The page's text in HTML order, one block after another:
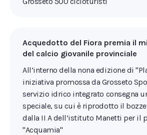
Acquedotto del Fiora premia il
del calcio giovanile provinciale
All’interno della nona edizione di
iniziativa promossa da Grosseto
servizio idrico integrato consegna
speciale, su cui è riprodotto il
dalla II A dell’istituto Manetti per il
"Acquamia"